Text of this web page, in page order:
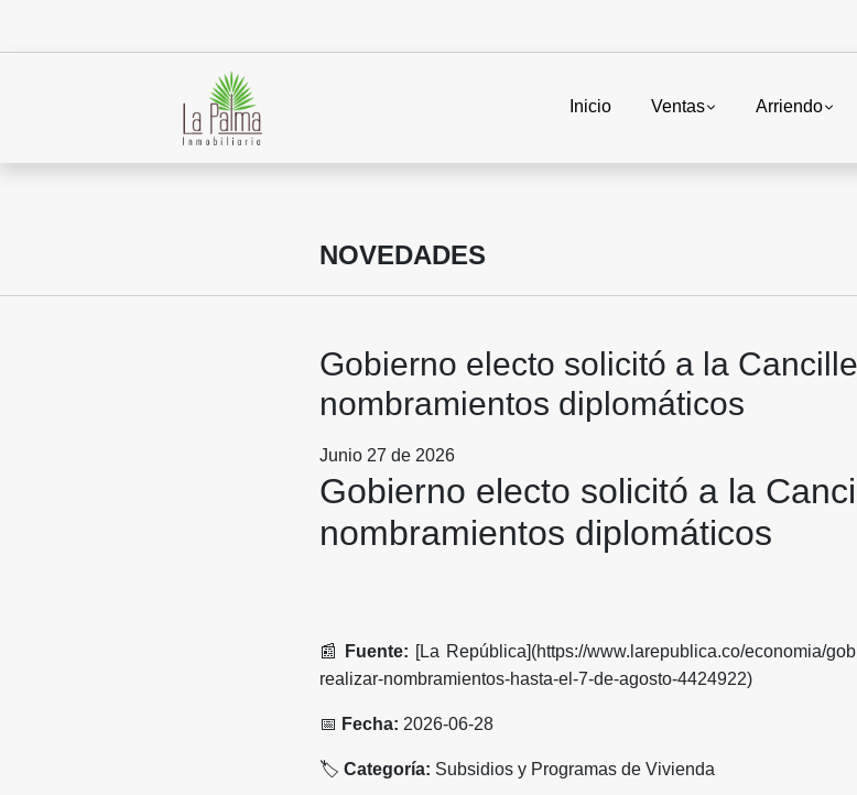
Inicio Ventas Arriendo
NOVEDADES
Gobierno electo solicitó a la
nombramientos diplomáticos
Junio 27 de 2026
Gobierno electo solicitó a la
nombramientos diplomáticos
📰 Fuente: [La República](https://www.larepublica.co/economia/
realizar-nombramientos-hasta-el-7-de-agosto-4424922)
📅 Fecha: 2026-06-28
🏷️ Categoría: Subsidios y Programas de Vivienda